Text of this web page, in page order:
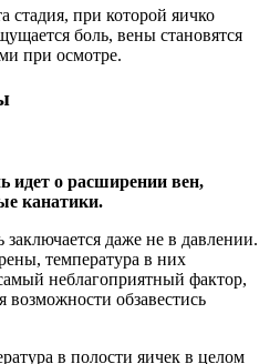
стадия, при которой яичко
боль, вены становятся
при осмотре.
идет о расширении вен,
канатики.
даже не в давлении.
температура в них
неблагоприятный фактор,
обзавестись
в полости яичек в целом